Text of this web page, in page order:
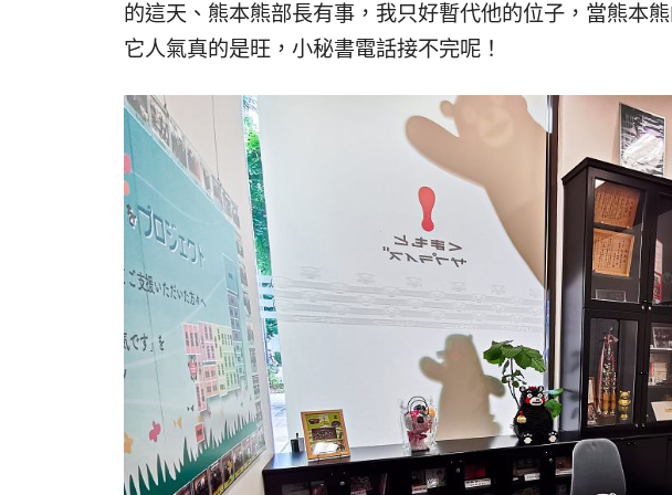
的這天、熊本熊部長有事，我只好暫代他的位子，當熊本
它人氣真的是旺，小秘書電話接不完呢！